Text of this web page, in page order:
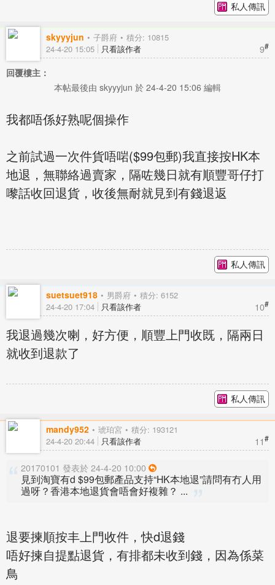
私人傳訊
skyyyjun 子爵府 積分: 10815
9#
24-4-20 15:05 只看該作者
回覆樓主：
本帖最後由 skyyyjun 於 24-4-20 15:06 編輯
我都唔係好熟呢個操作
之前試過一次件貨唔啱($99包郵)我直接按HK本
地退，無聯絡過賣家，隔咗幾日就有順豐哥仔打
嚟話收回退貨，收後無耐就見到有錢退返
私人傳訊
suetsuet918 男爵府 積分: 6152
10#
24-4-20 17:04 只看該作者
我退過幾次喇，好方便，順豐上門收既，隔兩日
就收到退款了
私人傳訊
mandy952 琥珀宮 積分: 193121
11#
24-4-20 20:44 只看該作者
20170101 發表於 24-4-20 10:00
見到淘寶有d $99包郵產品支持“HK本地退”請問有冇人用
過呀？香港本地退貨會唔會好複雜？ ...
退要揀順按丰上門收件，快d退錢
唔好揀自提點退貨，有排都未收到錢，因為係菜
鳥